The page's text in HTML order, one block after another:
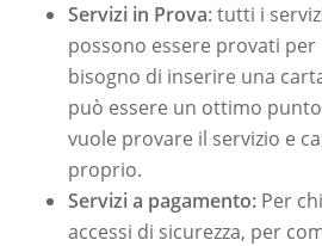
Servizi in Prova: tutti i
possono essere provati per
bisogno di inserire una
può essere un ottimo
vuole provare il servizio e
proprio.
Servizi a pagamento:Per
accessi di sicurezza, per